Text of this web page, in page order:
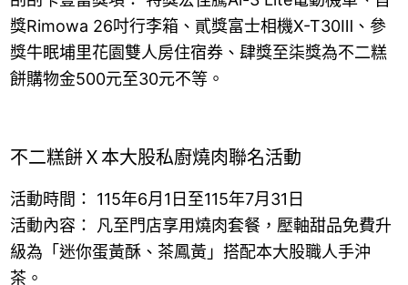
獎Rimowa 26吋行李箱、貳獎富士相機X-T30Ⅲ、參
獎牛眠埔里花園雙人房住宿券、肆獎至柒獎為不二糕
餅購物金500元至30元不等。
不二糕餅Ｘ本大股私廚燒肉聯名活動
活動時間： 115年6月1日至115年7月31日
活動內容： 凡至門店享用燒肉套餐，壓軸甜品免費升
級為「迷你蛋黃酥、茶鳳黃」搭配本大股職人手沖
茶。